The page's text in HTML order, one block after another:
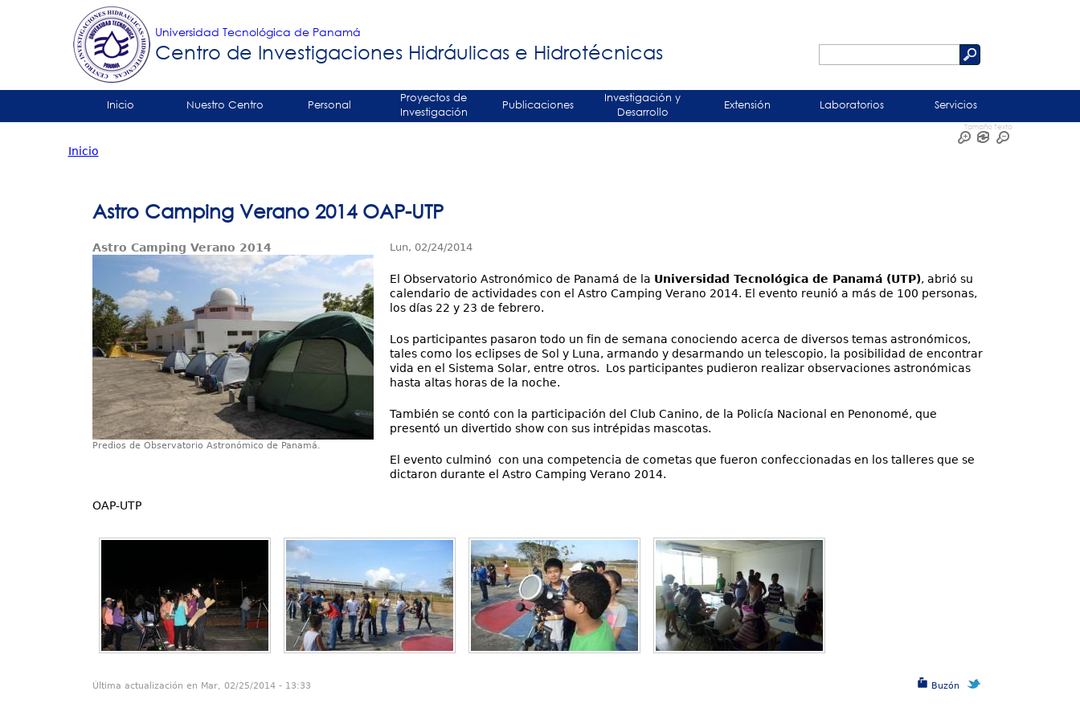
de
Universidad Tecnológica de Panamá
Centro de Investigaciones Hidráulicas e Hidrotécnicas
Tropical
Principal
Inicio Nuestro Centro Personal
Proyectos de
Investigación
Publicaciones
Investigación y
Desarrollo
Extensión Laboratorios Servicios
Tamaño Texto
Inicio
Astro Camping Verano 2014 OAP-UTP
Astro Camping Verano 2014
Predios de Observatorio Astronómico de Panamá.
Lun, 02/24/2014
El Observatorio Astronómico de Panamá de la Universidad Tecnológica de Panamá (UTP), abrió su
calendario de actividades con el Astro Camping Verano 2014. El evento reunió a más de 100 personas,
los días 22 y 23 de febrero.
Los participantes pasaron todo un fin de semana conociendo acerca de diversos temas astronómicos,
tales como los eclipses de Sol y Luna, armando y desarmando un telescopio, la posibilidad de encontrar
vida en el Sistema Solar, entre otros. Los participantes pudieron realizar observaciones astronómicas
hasta altas horas de la noche.
También se contó con la participación del Club Canino, de la Policía Nacional en Penonomé, que
presentó un divertido show con sus intrépidas mascotas.
El evento culminó con una competencia de cometas que fueron confeccionadas en los talleres que se
dictaron durante el Astro Camping Verano 2014.
OAP-UTP
Buzón
Última actualización en Mar, 02/25/2014 - 13:33